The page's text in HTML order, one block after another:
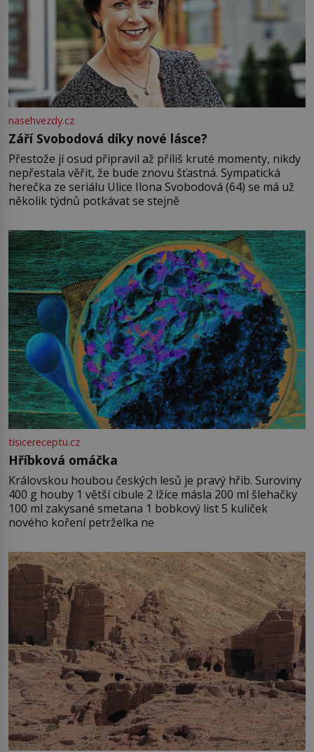
nasehvezdy.cz
Září Svobodová díky nové lásce?
Přestože jí osud připravil až příliš kruté momenty, nikdy
nepřestala věřit, že bude znovu šťastná. Sympatická
herečka ze seriálu Ulice Ilona Svobodová (64) se má už
několik týdnů potkávat se stejně
tisicereceptu.cz
Hříbková omáčka
Královskou houbou českých lesů je pravý hřib. Suroviny
400 g houby 1 větší cibule 2 lžíce másla 200 ml šlehačky
100 ml zakysané smetana 1 bobkový list 5 kuliček
nového koření petrželka ne